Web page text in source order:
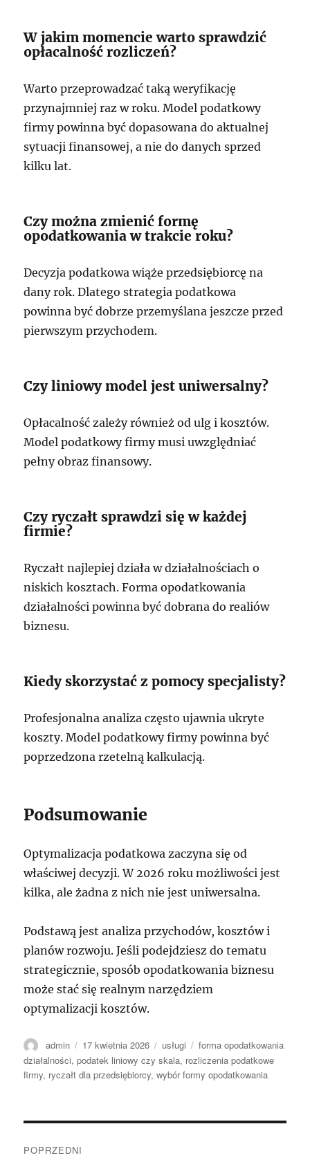
W jakim momencie warto sprawdzić
opłacalność rozliczeń?
Warto przeprowadzać taką weryfikację
przynajmniej raz w roku. Model podatkowy
firmy powinna być dopasowana do aktualnej
sytuacji finansowej, a nie do danych sprzed
kilku lat.
Czy można zmienić formę
opodatkowania w trakcie roku?
Decyzja podatkowa wiąże przedsiębiorcę na
dany rok. Dlatego strategia podatkowa
powinna być dobrze przemyślana jeszcze przed
pierwszym przychodem.
Czy liniowy model jest uniwersalny?
Opłacalność zależy również od ulg i kosztów.
Model podatkowy firmy musi uwzględniać
pełny obraz finansowy.
Czy ryczałt sprawdzi się w każdej
firmie?
Ryczałt najlepiej działa w działalnościach o
niskich kosztach. Forma opodatkowania
działalności powinna być dobrana do realiów
biznesu.
Kiedy skorzystać z pomocy specjalisty?
Profesjonalna analiza często ujawnia ukryte
koszty. Model podatkowy firmy powinna być
poprzedzona rzetelną kalkulacją.
Podsumowanie
Optymalizacja podatkowa zaczyna się od
właściwej decyzji. W 2026 roku możliwości jest
kilka, ale żadna z nich nie jest uniwersalna.
Podstawą jest analiza przychodów, kosztów i
planów rozwoju. Jeśli podejdziesz do tematu
strategicznie, sposób opodatkowania biznesu
może stać się realnym narzędziem
optymalizacji kosztów.
Autor
admin
Data
publikacji
17 kwietnia 2026 Kategorie
usługi Tagi
forma opodatkowania
działalności,podatek liniowy czy skala, rozliczenia podatkowe
firmy, ryczałt dla przedsiębiorcy,wybór formy opodatkowania
POPRZEDNI